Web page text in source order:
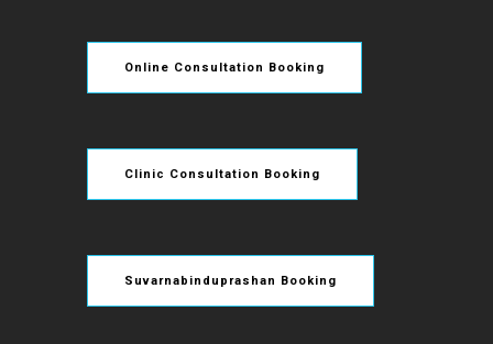
Online Consultation Booking
Clinic Consultation Booking
Suvarnabinduprashan Booking